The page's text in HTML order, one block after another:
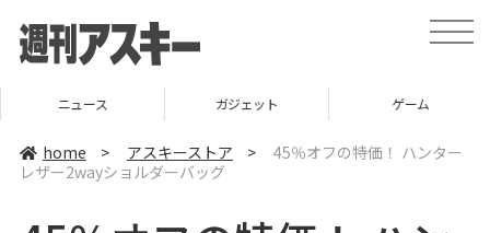
t
o
v
ニュース ガジェット ゲーム
home > アスキーストア >
45％オフの特価！ ハンター
レザー2wayショルダーバッグ